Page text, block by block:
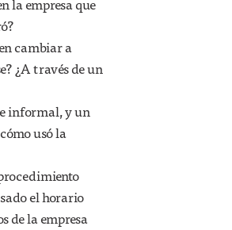
la empresa que
cambiar a
¿A través de un
informal, y un
usó la
el horario
de la empresa